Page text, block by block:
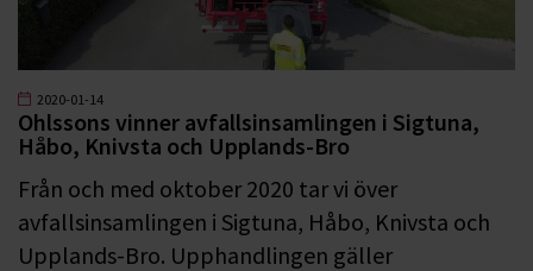
2020-01-14
Ohlssons vinner avfallsinsamlingen i Sigtuna,
Håbo, Knivsta och Upplands-Bro
Från och med oktober 2020 tar vi över
avfallsinsamlingen i Sigtuna, Håbo, Knivsta och
Upplands-Bro. Upphandlingen gäller